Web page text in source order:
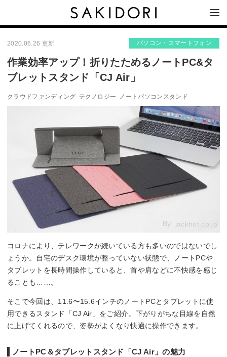
2020.06.26 更新 パソコン・スマートフォン
作業効率アップ！折りたためるノートPC&タ
ブレットスタンド「CJ Air」
クラウドファンディング テクノロジー ノートパソコンスタンド
By: jackhot.co.jp
コロナにより、テレワークが続いている方も多いのではないでし
ょうか。自宅のデスク環境が整っていない状態で、ノートPCや
タブレットを長時間操作していると、首や肩などに不快感を感じ
ることも……。
そこで今回は、11.6〜15.6インチのノートPCとタブレットに使
用できるスタンド「CJ Air」をご紹介。下がりがちな目線を自然
に上げてくれるので、姿勢がよくなり快適に操作できます。
ノートPC＆タブレットスタンド「CJ Air」の魅力